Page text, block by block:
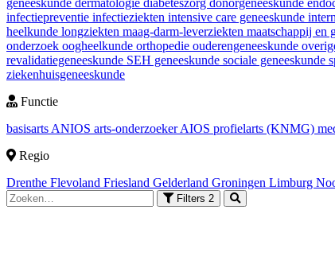
infectiepreventie infectieziekten intensive care geneeskunde
heelkunde longziekten maag-darm-leverziekten maatschappij en
onderzoek oogheelkunde orthopedie ouderengeneeskunde
revalidatiegeneeskunde SEH geneeskunde sociale geneeskunde
ziekenhuisgeneeskunde
Functie
basisarts ANIOS arts-onderzoekerAIOS profielarts (KNMG)
Regio
Drenthe Flevoland Friesland Gelderland Groningen Limburg
Filters 2